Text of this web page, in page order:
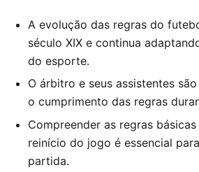
A evolução das regras do
século XIX e continua
do esporte.
O árbitro e seus assistentes
o cumprimento das regras
Compreender as regras
reinício do jogo é essencial
partida.